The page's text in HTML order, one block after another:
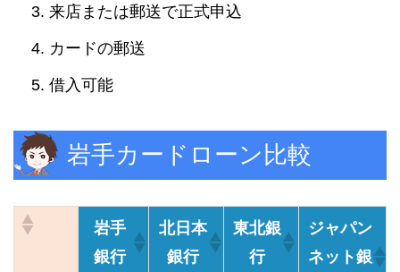
来店または郵送で正式申込
カードの郵送
借入可能
岩手カードローン比較
岩手
銀行
北日本
銀行
東北銀
行
ジャパン
ネット銀